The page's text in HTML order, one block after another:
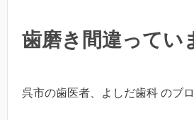
歯磨き間違ってい
呉市の歯医者、よしだ歯科 のブ